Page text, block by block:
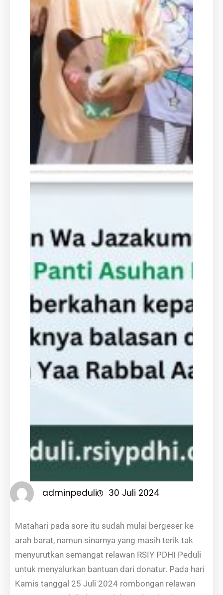
adminpeduli 30 Juli 2024
Matahari pada sore itu sudah mulai bergeser ke
arah barat, namun sinarnya yang masih terik tak
menyurutkan semangat relawan RSIY PDHI Peduli
untuk menyalurkan bantuan dari donatur. Pada hari
Kamis tanggal 25 Juli 2024 rombongan relawan